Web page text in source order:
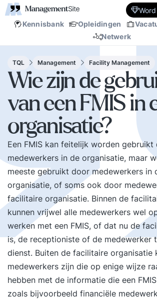
Kennisbank Opleidingen
Netwerk
TQL Management Facility Management
Wie zijn de
van een FMIS in
organisatie?
Een FMIS kan feitelijk worden gebruikt
medewerkers in de organisatie, maar
meeste gebruikt door medewerkers in
organisatie, of soms ook door
facilitaire organisatie. Binnen de
kunnen vrijwel alle medewerkers wel
werken met een FMIS, of dat nu de
is, de receptioniste of de medewerker
dienst. Buiten de facilitaire organisatie
medewerkers zijn die op enige wijze
hebben met de informatie die een
zoals bijvoorbeeld financiële